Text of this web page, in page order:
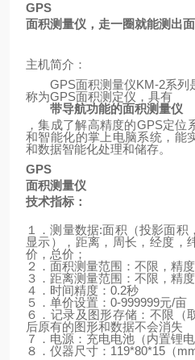
GPS
面积测量仪，走一圈就能测出面
主机简介：
GPS面积测量仪KM-2系列
称为GPS面积测定仪，具有
带导航功能的面积测量仪
，集成了解高精度的GPS定位
和智能化的掌上电脑系统，能
和数据智能化处理和储存。
GPS
面积测量仪
技术指标：
１．测量数据:面积（投影面积
显示），距离，周长，经度，
价，总价；
２．面积测量范围：不限，精
３．距离测量范围：不限，精
４．时间精度： 0.2秒
５．单价设置： 0-999999元/亩
６．记录及图形存储：不限（
后原有的图形和数据不会消失
７．电源：充电电池（内置锂电
８．仪器尺寸： 119*80*15 （